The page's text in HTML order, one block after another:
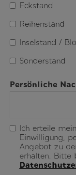
Eckstand
Reihenstand
Inselstand /
Sonderstand
Persönliche
Ich erteile
Einwilligung,
Angebot zu
erhalten. Bitte